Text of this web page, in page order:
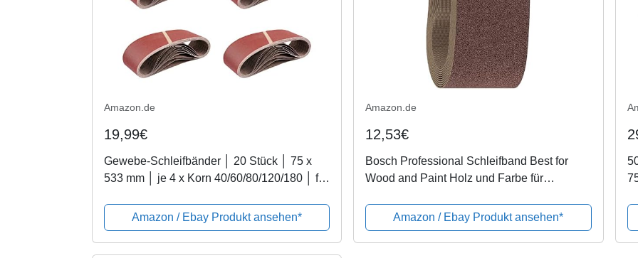
Amazon.de
19,99€
Gewebe-Schleifbänder │ 20 Stück │ 75 x
533 mm │ je 4 x Korn 40/60/80/120/180 │ für
Schleifband-Set
Amazon / Ebay Produkt ansehen*
Amazon.de
12,53€
Bosch Professional Schleifband Best for
Wood and Paint Holz und Farbe für
Amazon / Ebay Produkt ansehen*